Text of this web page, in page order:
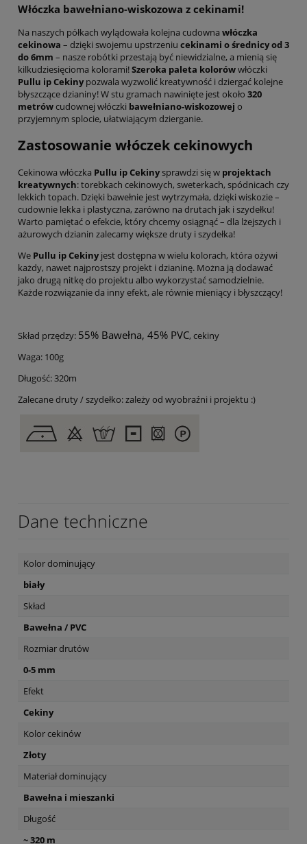
Włóczka bawełniano-wiskozowa z cekinami!
Na naszych półkach wylądowała kolejna cudowna włóczka
cekinowa – dzięki swojemu upstrzeniu cekinami o średnicy od 3
do 6mm – nasze robótki przestają być niewidzialne, a mienią się
kilkudziesięcioma kolorami!Szeroka paleta kolorówwłóczki
Pullu ipCekinypozwala wyzwolić kreatywność i dziergać kolejne
błyszczące dzianiny! W stu gramach nawinięte jest około 320
metrówcudownej włóczki bawełniano-wiskozowej o
przyjemnym splocie, ułatwiającym dzierganie.
Zastosowanie włóczek cekinowych
Cekinowa włóczka Pullu ip Cekinysprawdzi się w projektach
kreatywnych: torebkach cekinowych, sweterkach, spódnicach czy
lekkich topach. Dzięki bawełnie jest wytrzymała, dzięki wiskozie –
cudownie lekka i plastyczna, zarówno na drutach jak i szydełku!
Warto pamiętać o efekcie, który chcemy osiągnąć – dla lżejszych i
ażurowych dzianin zalecamy większe druty i szydełka!
We Pullu ip Cekinyjest dostępna w wielu kolorach, która ożywi
każdy, nawet najprostszy projekt i dzianinę. Można ją dodawać
jako drugą nitkę do projektu albo wykorzystać samodzielnie.
Każde rozwiązanie da inny efekt, ale równie mieniący i błyszczący!
Skład przędzy: 55% Bawełna, 45% PVC, cekiny
Waga: 100g
Długość: 320m
Zalecane druty / szydełko: zależy od wyobraźni i projektu :)
Dane techniczne
Kolor dominujący
biały
Skład
Bawełna / PVC
Rozmiar drutów
0-5 mm
Efekt
Cekiny
Kolor cekinów
Złoty
Materiał dominujący
Bawełna i mieszanki
Długość
~ 320 m